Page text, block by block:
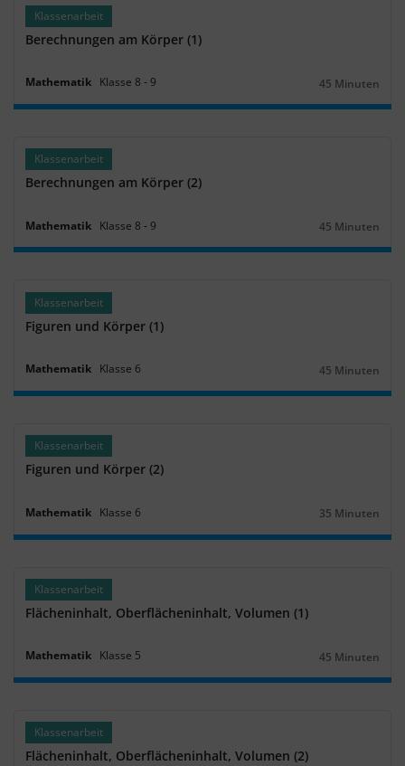
Klassenarbeit
Berechnungen am Körper (1)
Mathematik Klasse 8 ‐9
Dauer:
45 Minuten
Klassenarbeit
Berechnungen am Körper (2)
Mathematik Klasse 8 ‐9
Dauer:
45 Minuten
Klassenarbeit
Figuren und Körper (1)
Mathematik Klasse 6
Dauer:
45 Minuten
Klassenarbeit
Figuren und Körper (2)
Mathematik Klasse 6
Dauer:
35 Minuten
Klassenarbeit
Flächeninhalt, Oberflächeninhalt, Volumen (1)
Mathematik Klasse 5
Dauer:
45 Minuten
Klassenarbeit
Flächeninhalt, Oberflächeninhalt, Volumen (2)